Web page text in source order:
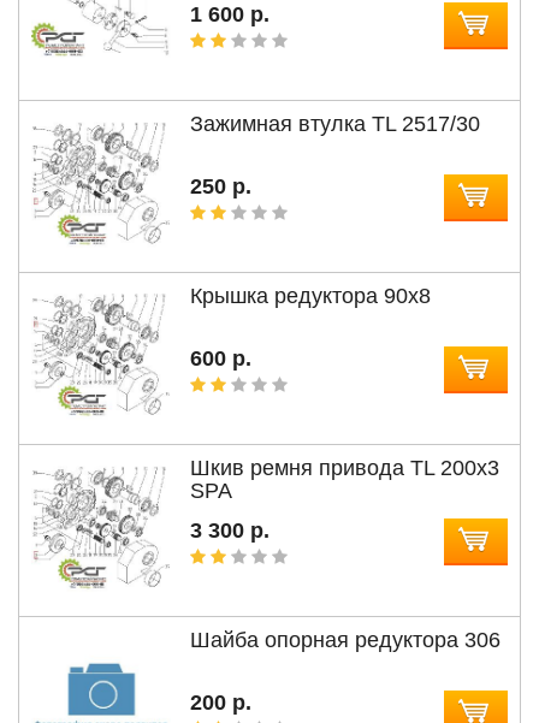
1 600 р.
Зажимная втулка TL 2517/30
250 р.
Крышка редуктора 90x8
600 р.
Шкив ремня привода TL 200x3
SPA
3 300 р.
Шайба опорная редуктора 306
200 р.